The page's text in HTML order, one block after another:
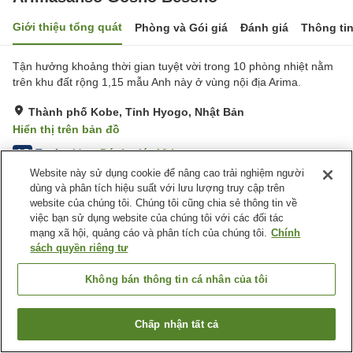
Giới thiệu tổng quát Phòng và Gói giá Đánh giá Thông
Tận hưởng khoảng thời gian tuyệt vời trong 10 phòng nhiệt nằm
trên khu đất rộng 1,15 mẫu Anh này ở vùng nội địa Arima.
Thành phố Kobe, Tỉnh Hyogo, Nhật Bản
Hiển thị trên bản đồ
4.5 Tuyệt vời Đánh giá:12lượt
Tiện nghi chỗ nghỉ
Dịch Vụ Đưa Đón
Giao Hàng Tận Nhà
Dịch Vụ Gọi Đánh Thức
Yêu Cầu Bữa Ăn Riêng
Trang chủ Nhật Bản Tỉnh Hyogo
Thành phố Kobe
Arimasanso Gosho Bessho
Tìm phòng trống
Website này sử dụng cookie để nâng cao trải nghiệm người
dùng và phân tích hiệu suất với lưu lượng truy cập trên
website của chúng tôi. Chúng tôi cũng chia sẻ thông tin về
việc bạn sử dụng website của chúng tôi với các đối tác
mạng xã hội, quảng cáo và phân tích của chúng tôi. Chính
sách quyền riêng tư
Không bán thông tin cá nhân của tôi
Chấp nhận tất cả